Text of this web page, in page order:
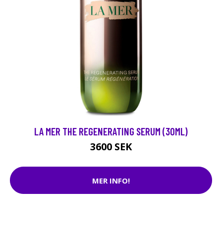
LA MER THE REGENERATING SERUM (30ML)
3600 SEK
MER INFO!